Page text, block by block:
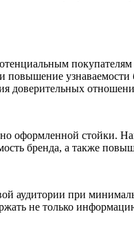
доверительных
стойки.
бренда, а также
аудитории при
не только